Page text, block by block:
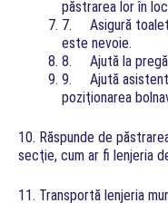
păstrarea lor în
7. Asigură
este nevoie.
8. Ajută la
9. Ajută
poziţionarea
10. Răspunde de
secţie, cum ar fi lenjeria
11. Transportă lenjeria